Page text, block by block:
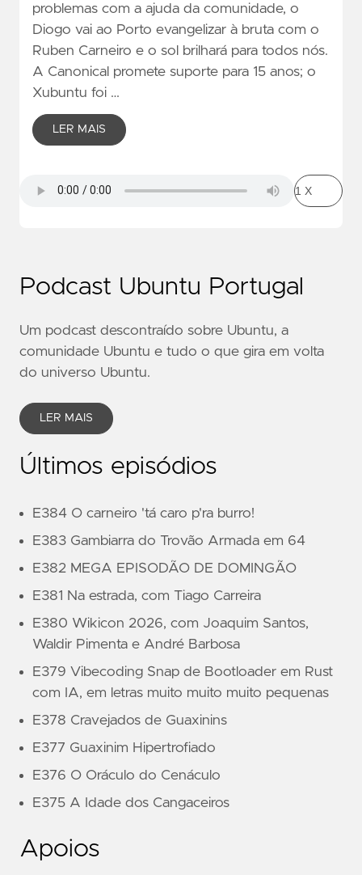
problemas com a ajuda da comunidade, o
Diogo vai ao Porto evangelizar à bruta com o
Ruben Carneiro e o sol brilhará para todos nós.
A Canonical promete suporte para 15 anos; o
Xubuntu foi …
LER MAIS
Podcast Ubuntu Portugal
Um podcast descontraído sobre Ubuntu, a
comunidade Ubuntu e tudo o que gira em volta
do universo Ubuntu.
LER MAIS
Últimos episódios
E384 O carneiro 'tá caro p'ra burro!
E383 Gambiarra do Trovão Armada em 64
E382 MEGA EPISODÃO DE DOMINGÃO
E381 Na estrada, com Tiago Carreira
E380 Wikicon 2026, com Joaquim Santos,
Waldir Pimenta e André Barbosa
E379 Vibecoding Snap de Bootloader em Rust
com IA, em letras muito muito muito pequenas
E378 Cravejados de Guaxinins
E377 Guaxinim Hipertrofiado
E376 O Oráculo do Cenáculo
E375 A Idade dos Cangaceiros
Apoios